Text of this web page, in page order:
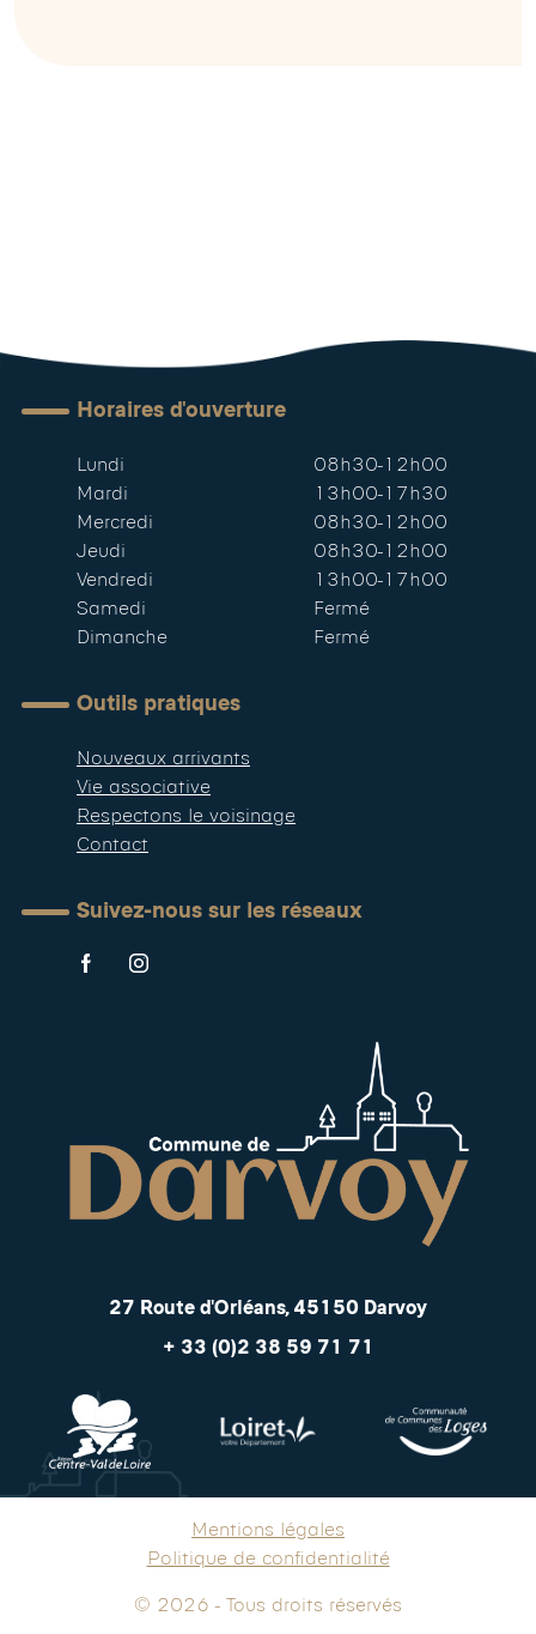
Horaires d'ouverture
Lundi
08h30-12h00
Mardi
13h00-17h30
Mercredi
08h30-12h00
Jeudi
08h30-12h00
Vendredi
13h00-17h00
Samedi
Fermé
Dimanche
Fermé
Outils pratiques
Nouveaux arrivants
Vie associative
Respectons le voisinage
Contact
Suivez-nous sur les réseaux
27 Route d'Orléans, 45150 Darvoy
+ 33 (0)2 38 59 71 71
Mentions légales
Politique de confidentialité
© 2026 - Tous droits réservés